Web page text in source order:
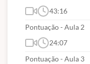
43:16
Pontuação - Aula 2
24:07
Pontuação - Aula 3